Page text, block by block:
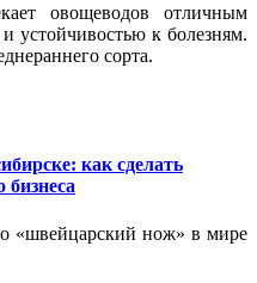
овощеводов отличным
устойчивостью к болезням.
сорта.
как сделать
«швейцарский нож» в мире